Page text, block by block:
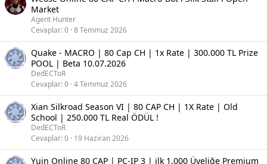
Market
Agent Hunter
Cevaplar 0 8 Temmuz 2026
Quake - MACRO | 80 Cap CH | 1x Rate | 300.000 TL Prize
POOL | Beta 10.07.2026
DedECToR
Cevaplar 0 4 Temmuz 2026
Xian Silkroad Season VI | 80 CAP CH | 1X Rate | Old
School | 250.000 TL Real ÖDÜL !
DedECToR
Cevaplar 0 19 Haziran 2026
Yuin Online 80 CAP | PC-IP 3 | ilk 1,000 Üyeliğe Premium